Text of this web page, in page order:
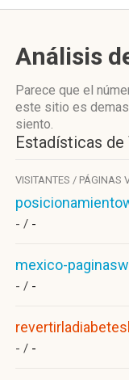
Análisis
Parece que el
este sitio es
siento.
Estadísticas
VISITANTES / PÁGINAS
- / -
mexico-
- / -
- / -